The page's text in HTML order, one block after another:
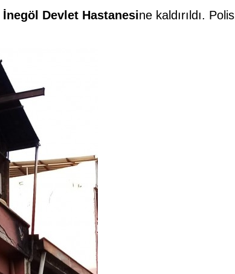
İnegöl Devlet Hastanesine kaldırıldı. Polis